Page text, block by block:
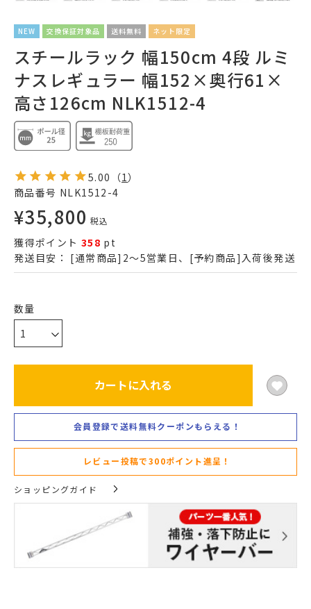
NEW 交換保証対象品 送料無料 ネット限定
スチールラック 幅150cm 4段 ルミ
ナスレギュラー 幅152×奥行61×
高さ126cm NLK1512-4
5.00 （1）
商品番号 NLK1512-4
¥35,800 税込
獲得ポイント 358 pt
発送目安： [通常商品]2～5営業日、[予約商品]入荷後発送
カートに入れる
会員登録で送料無料クーポンもらえる！
レビュー投稿で300ポイント進呈！
ショッピングガイド